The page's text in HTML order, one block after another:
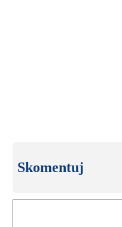
Skomentuj